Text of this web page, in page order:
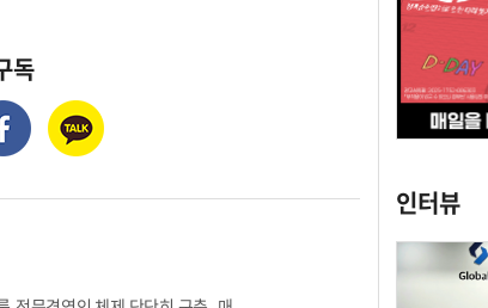
독
인터뷰